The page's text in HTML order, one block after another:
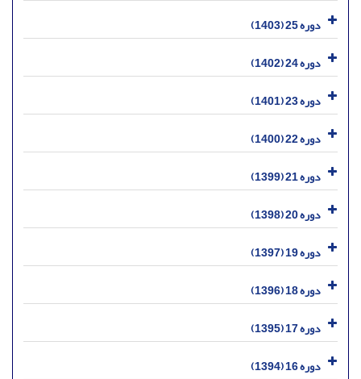
دوره 25 (1403)
دوره 24 (1402)
دوره 23 (1401)
دوره 22 (1400)
دوره 21 (1399)
دوره 20 (1398)
دوره 19 (1397)
دوره 18 (1396)
دوره 17 (1395)
دوره 16 (1394)